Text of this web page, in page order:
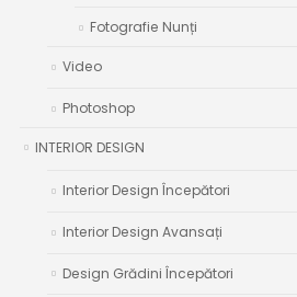
Fotografie Nunți
Video
Photoshop
INTERIOR DESIGN
Interior Design Începători
Interior Design Avansați
Design Grădini Începători